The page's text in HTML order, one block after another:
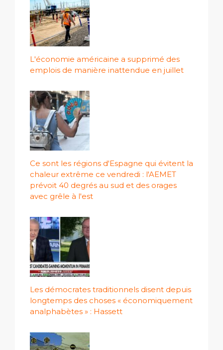
L'économie américaine a supprimé des
emplois de manière inattendue en juillet
Ce sont les régions d'Espagne qui évitent la
chaleur extrême ce vendredi : l'AEMET
prévoit 40 degrés au sud et des orages
avec grêle à l'est
Les démocrates traditionnels disent depuis
longtemps des choses « économiquement
analphabètes » : Hassett